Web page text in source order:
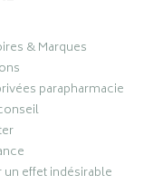
& Marques
parapharmacie
effet indésirable